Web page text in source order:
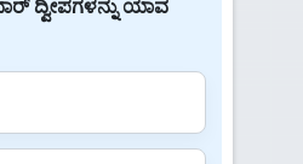
ದ್ವೀಪಗಳನ್ನು ಯಾವ